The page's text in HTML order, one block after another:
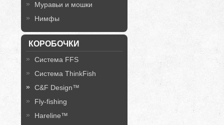
Муравьи и мошки
Нимфы
КОРОБОЧКИ
Система FFS
Система ThinkFish
C&F Design™
Fly-fishing
Hareline™